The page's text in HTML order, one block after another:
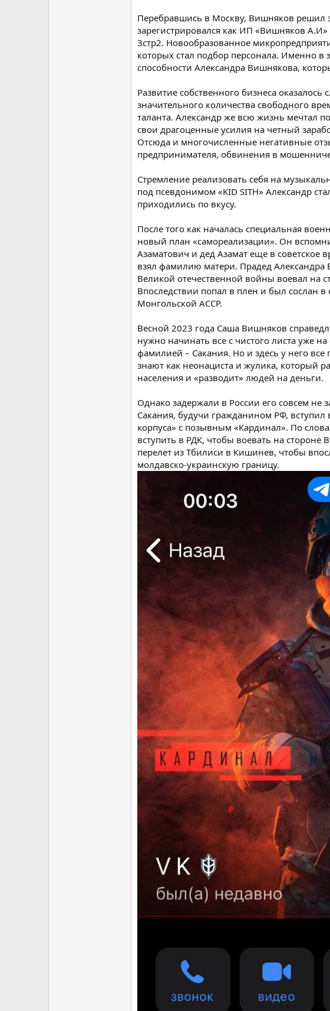
Перебравшись в Москву, Вишняков решил
зарегистрировался как ИП «Вишняков
3стр2. Новообразованное
которых стал подбор персонала. Именно
способности Александра Вишнякова,
Развитие собственного бизнеса
значительного количества свободного
таланта. Александр же всю жизнь мечтал
свои драгоценные усилия на четный
Отсюда и многочисленные негативные
предпринимателя, обвинения в
Стремление реализовать себя на
под псевдонимом «KID SITH» Александр
приходились по вкусу.
После того как началась специальная
новый план «самореализации». Он
Азаматович и дед Азамат еще в советское
взял фамилию матери. Прадед
Великой отечественной войны воевал на
Впоследствии попал в плен и был сослан
Монгольской АССР.
Весной 2023 года Саша Вишняков
нужно начинать все с чистого листа уже
фамилией – Сакания. Но и здесь у него
знают как неонациста и жулика, который
населения и «разводит» людей на деньги.
Однако задержали в России его совсем не
Сакания, будучи гражданином РФ, вступил
корпуса» с позывным «Кардинал». По
вступить в РДК, чтобы воевать на стороне
перелет из Тбилиси в Кишинев, чтобы
молдавско-украинскую границу.